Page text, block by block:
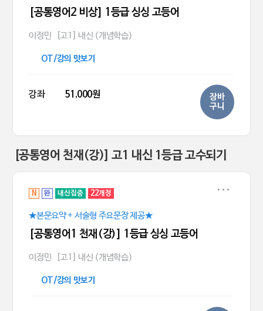
[공통영어2 비상] 1등급 싱싱 고등어
이정민 [고1] 내신 (개념학습)
OT/강의 맛보기
강좌 51,000원
장바
구니
[공통영어 천재(강)] 고1 내신 1등급 고수되기
N 완 내신집중 22개정
★본문요약 + 서술형 주요문장 제공★
[공통영어1 천재(강)] 1등급 싱싱 고등어
이정민 [고1] 내신 (개념학습)
OT/강의 맛보기